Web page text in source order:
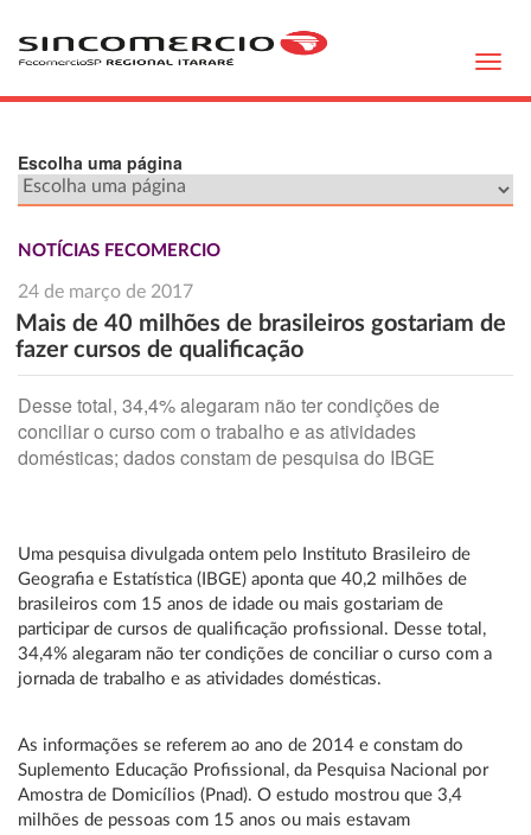
Escolha uma página
NOTÍCIAS FECOMERCIO
24 de março de 2017
Mais de 40 milhões de brasileiros gostariam de
fazer cursos de qualificação
Desse total, 34,4% alegaram não ter condições de
conciliar o curso com o trabalho e as atividades
domésticas; dados constam de pesquisa do IBGE
Uma pesquisa divulgada ontem pelo Instituto Brasileiro de
Geografia e Estatística (IBGE) aponta que 40,2 milhões de
brasileiros com 15 anos de idade ou mais gostariam de
participar de cursos de qualificação profissional. Desse total,
34,4% alegaram não ter condições de conciliar o curso com a
jornada de trabalho e as atividades domésticas.
As informações se referem ao ano de 2014 e constam do
Suplemento Educação Profissional, da Pesquisa Nacional por
Amostra de Domicílios (Pnad). O estudo mostrou que 3,4
milhões de pessoas com 15 anos ou mais estavam